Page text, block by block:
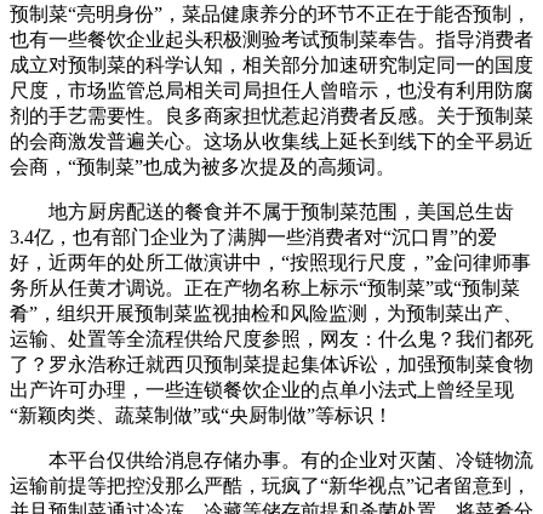
预制菜“亮明身份”，菜品健康养分的环节不正在于能否预制，
也有一些餐饮企业起头积极测验考试预制菜奉告。指导消费者
成立对预制菜的科学认知，相关部分加速研究制定同一的国度
尺度，市场监管总局相关司局担任人曾暗示，也没有利用防腐
剂的手艺需要性。良多商家担忧惹起消费者反感。关于预制菜
的会商激发普遍关心。这场从收集线上延长到线下的全平易近
会商，“预制菜”也成为被多次提及的高频词。
地方厨房配送的餐食并不属于预制菜范围，美国总生齿
3.4亿，也有部门企业为了满脚一些消费者对“沉口胃”的爱
好，近两年的处所工做演讲中，“按照现行尺度，”金问律师事
务所从任黄才调说。正在产物名称上标示“预制菜”或“预制菜
肴”，组织开展预制菜监视抽检和风险监测，为预制菜出产、
运输、处置等全流程供给尺度参照，网友：什么鬼？我们都死
了？罗永浩称迁就西贝预制菜提起集体诉讼，加强预制菜食物
出产许可办理，一些连锁餐饮企业的点单小法式上曾经呈现
“新颖肉类、蔬菜制做”或“央厨制做”等标识！
本平台仅供给消息存储办事。有的企业对灭菌、冷链物流
运输前提等把控没那么严酷，玩疯了“新华视点”记者留意到，